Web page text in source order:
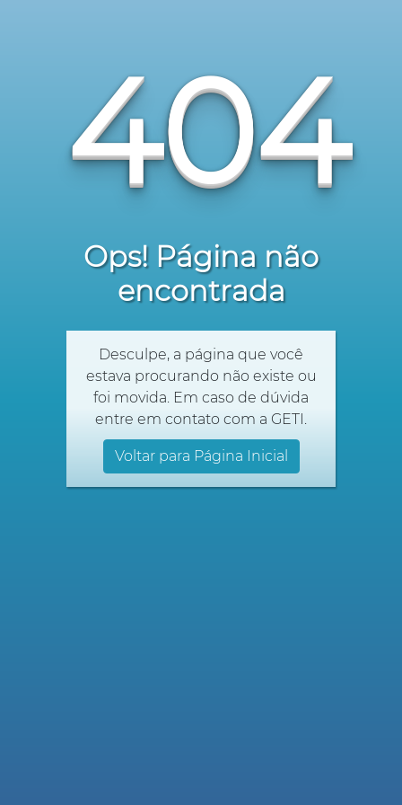
404
Ops! Página não
encontrada
Desculpe, a página que você
estava procurando não existe ou
foi movida. Em caso de dúvida
entre em contato com a GETI.
Voltar para Página Inicial